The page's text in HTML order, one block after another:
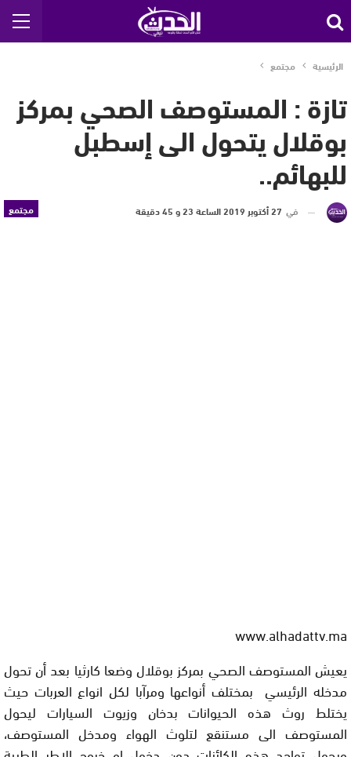
الرئيسية مجتمع
تازة : المستوصف الصحي بمركز
بوقلال يتحول الى إسطبل
للبهائم..
مجتمع في 27 أكتوبر 2019 الساعة 23 و 45 دقيقة
www.alhadattv.ma
يعيش المستوصف الصحي بمركز بوقلال وضعا كارثيا بعد أن تحول
مدخله الرئيسي بمختلف أنواعها ومرآبا لكل انواع العربات حيث
يختلط روث هذه الحيوانات بدخان وزيوت السيارات ليحول
المستوصف الى مستنقع لتلوث الهواء ومدخل المستوصف،